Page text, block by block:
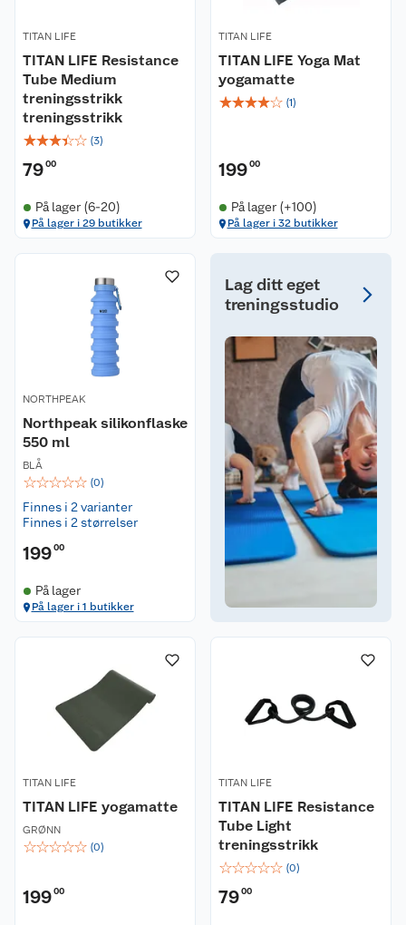
TITAN LIFE
TITAN LIFE Resistance
Tube Medium
treningsstrikk
treningsstrikk
☆☆☆☆☆ (3)
7900
På lager (6-20)
På lager i 29 butikker
TITAN LIFE
TITAN LIFE Yoga Mat
yogamatte
☆☆☆☆☆ (1)
19900
På lager (+100)
På lager i 32 butikker
NORTHPEAK
Northpeak silikonflaske
550 ml
BLÅ
☆☆☆☆☆ (0)
Finnes i 2 varianter
Finnes i 2 størrelser
19900
På lager
På lager i 1 butikker
Lag ditt eget
treningsstudio
TITAN LIFE
TITAN LIFE yogamatte
GRØNN
☆☆☆☆☆ (0)
19900
TITAN LIFE
TITAN LIFE Resistance
Tube Light
treningsstrikk
☆☆☆☆☆ (0)
7900